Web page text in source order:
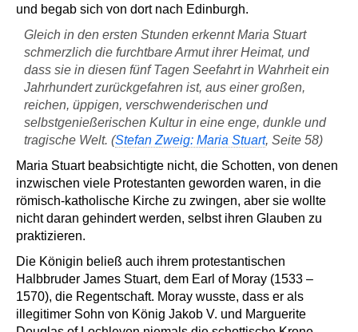
und begab sich von dort nach Edinburgh.
Gleich in den ersten Stunden erkennt Maria Stuart
schmerzlich die furchtbare Armut ihrer Heimat, und
dass sie in diesen fünf Tagen Seefahrt in Wahrheit ein
Jahrhundert zurückgefahren ist, aus einer großen,
reichen, üppigen, verschwenderischen und
selbstgenießerischen Kultur in eine enge, dunkle und
tragische Welt. (Stefan Zweig: Maria Stuart, Seite 58)
Maria Stuart beabsichtigte nicht, die Schotten, von denen
inzwischen viele Protestanten geworden waren, in die
römisch-katholische Kirche zu zwingen, aber sie wollte
nicht daran gehindert werden, selbst ihren Glauben zu
praktizieren.
Die Königin beließ auch ihrem protestantischen
Halbbruder James Stuart, dem Earl of Moray (1533 –
1570), die Regentschaft. Moray wusste, dass er als
illegitimer Sohn von König Jakob V. und Marguerite